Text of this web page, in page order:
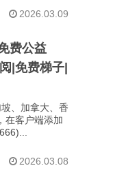
2026.03.09
费公益
|免费梯子|
、加拿大、香
在客户端添加
2026.03.08